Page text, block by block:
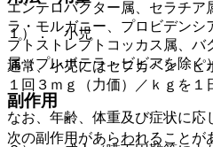
エンテロバクター属、セラチア
ラ・モルガニー、プロビデン
プトストレプトコッカス属、バ
属（プレボテラ・ビビアを除く
副作用
次の副作用があらわれることが
１）． 小児
通常、小児にはセフカペン ピ
１回３ｍｇ（力価）／ｋｇを１
なお、年齢、体重及び症状に応